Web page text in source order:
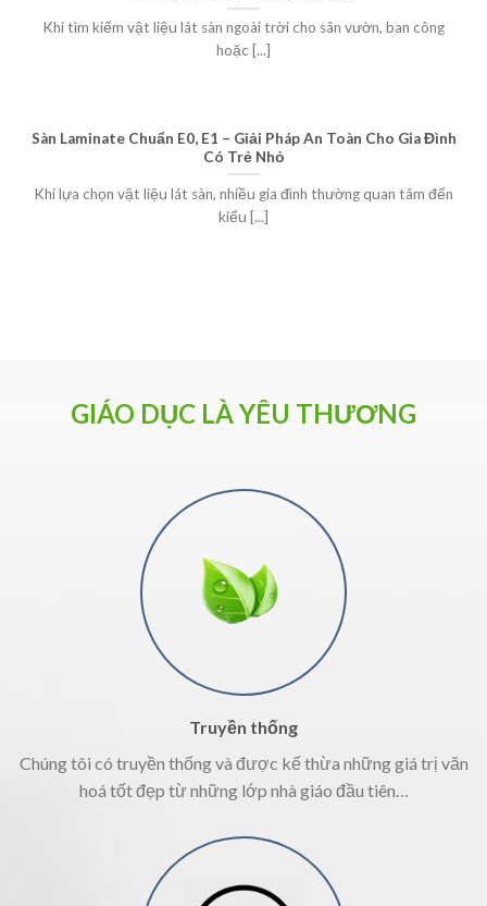
Khi tìm kiếm vật liệu lát sàn ngoài trời cho sân vườn, ban công
hoặc [...]
Sàn Laminate Chuẩn E0, E1 – Giải Pháp An Toàn Cho Gia Đình
Có Trẻ Nhỏ
Khi lựa chọn vật liệu lát sàn, nhiều gia đình thường quan tâm đến
kiểu [...]
GIÁO DỤC LÀ YÊU THƯƠNG
Truyền thống
Chúng tôi có truyền thống và được kế thừa những giá trị văn
hoá tốt đẹp từ những lớp nhà giáo đầu tiên…